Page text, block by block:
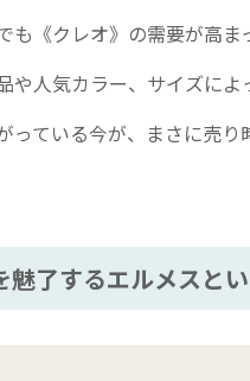
も《クレオ》の需要が高ま
や人気カラー、サイズによ
っている今が、まさに売り
魅了するエルメスと